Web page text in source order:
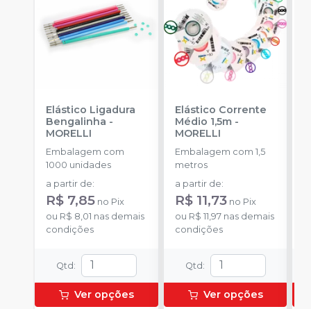
Elástico Ligadura
Bengalinha -
MORELLI
Embalagem com
1000 unidades
a partir de:
R$ 7,85 no Pix
ou R$ 8,01 nas demais
condições
Qtd :
Ver opções
Elástico Corrente
Médio 1,5m-
MORELLI
Embalagem com 1,5
metros
a partir de:
R$ 11,73 no Pix
ou R$ 11,97nas demais
condições
Qtd :
Ver opções